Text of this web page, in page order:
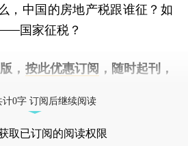
，中国的房地产税跟谁征？如
国家征税？
， 按此优惠订阅 ，随时起刊，
计0字 订阅后继续阅读
取已订阅的阅读权限